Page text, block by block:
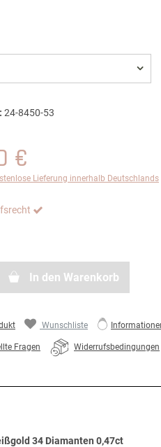
24-8450-53
€
Lieferung innerhalb Deutschlands
In den Warenkorb
Wunschliste
Fragen Widerrufsbedingungen
34 Diamanten 0,47ct